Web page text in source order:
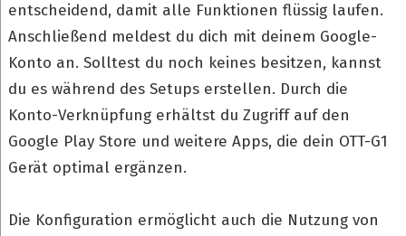
entscheidend, damit alle Funktionen flüssig laufen.
Anschließend meldest du dich mit deinem Google-
Konto an. Solltest du noch keines besitzen, kannst
du es während des Setups erstellen. Durch die
Konto-Verknüpfung erhältst du Zugriff auf den
Google Play Store und weitere Apps, die dein OTT-G1
Gerät optimal ergänzen.
Die Konfiguration ermöglicht auch die Nutzung von